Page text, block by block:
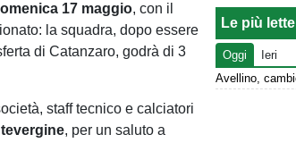
17 maggio, con il
la squadra, dopo essere
di Catanzaro, godrà di 3
staff tecnico e calciatori
, per un saluto a
Le più lette
Oggi
Ieri